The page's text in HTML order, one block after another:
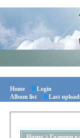
Home
Login
Album list
Last